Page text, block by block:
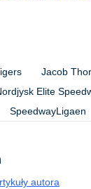
Jacob
Elite
SpeedwayLigaen
autora